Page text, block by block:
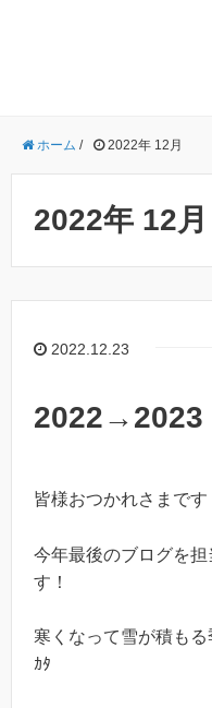
ホーム / 2022年 12月
2022年 12
2022.12.23
2022→2023
皆様おつかれさまです
今年最後のブログを
す！
寒くなって雪が積もる
ｶﾀ